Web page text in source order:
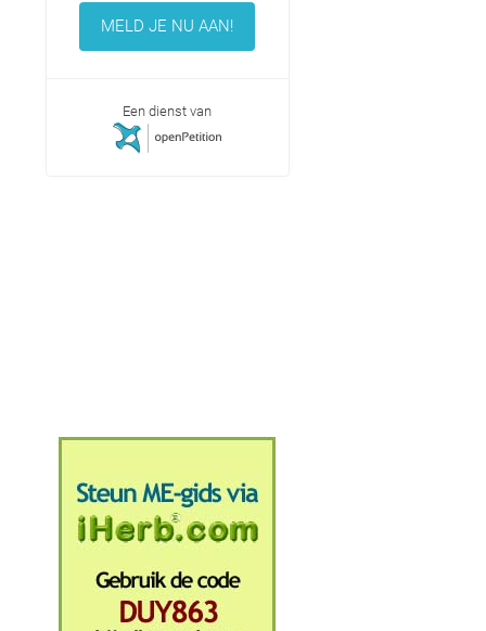
MELD JE NU AAN!
Een dienst van